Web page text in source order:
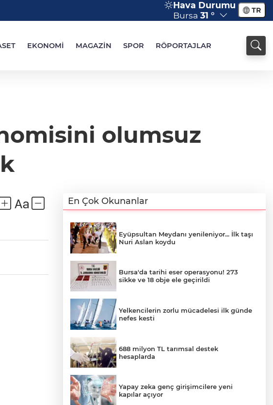
Hava Durumu
Bursa 31 ° TR
EKONOMİ MAGAZİN SPOR RÖPORTAJLAR
olumsuz
En Çok Okunanlar
Eyüpsultan Meydanı yenileniyor... İlk taşı
Nuri Aslan koydu
Bursa'da tarihi eser operasyonu! 273
sikke ve 18 obje ele geçirildi
Yelkencilerin zorlu mücadelesi ilk günde
nefes kesti
688 milyon TL tarımsal destek
hesaplarda
Yapay zeka genç girişimcilere yeni
kapılar açıyor